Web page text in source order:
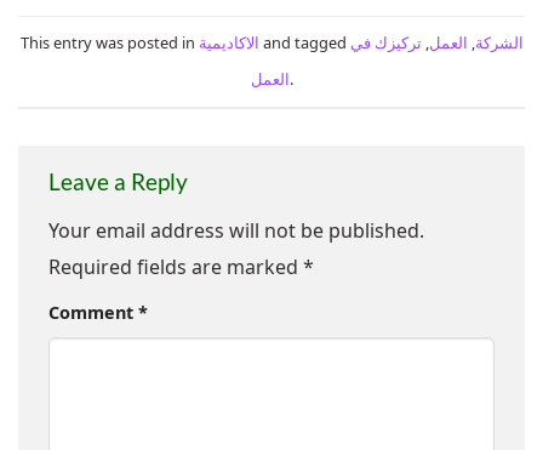
This entry was posted in الاكاديمية and tagged الشركة, العمل,تركيزك في
العمل.
Leave a Reply
Your email address will not be published.
Required fields are marked *
Comment *